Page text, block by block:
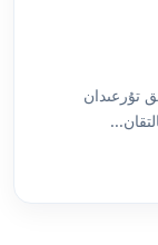
تۇرعىدان